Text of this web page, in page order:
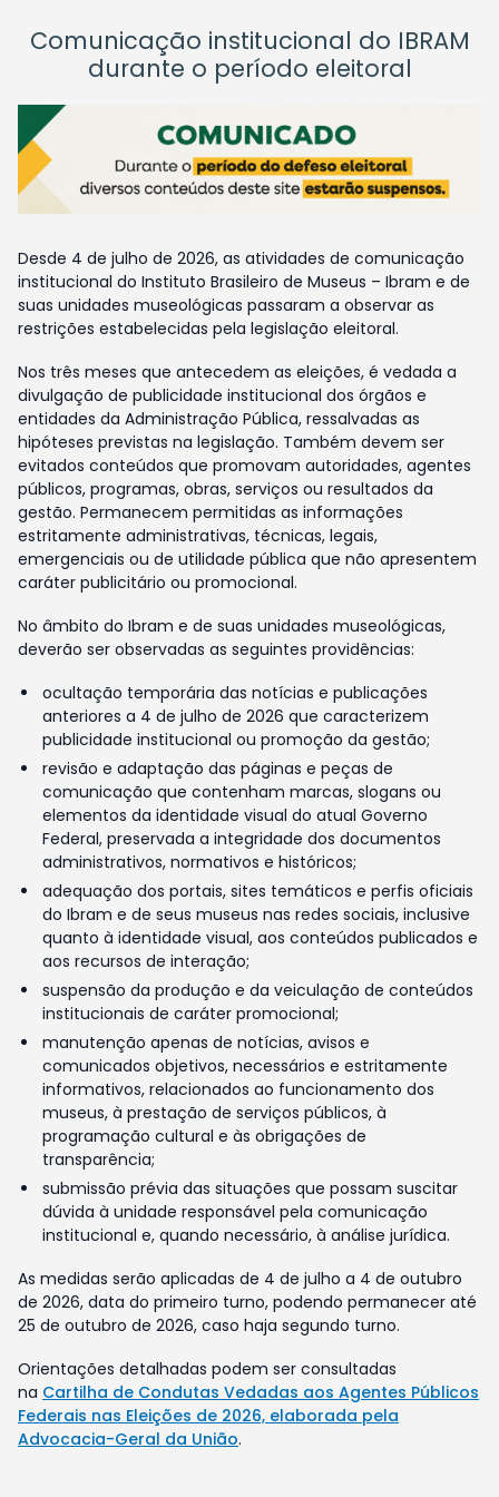
Comunicação institucional do IBRAM
durante o período eleitoral
Desde 4 de julho de 2026, as atividades de comunicação
institucional do Instituto Brasileiro de Museus – Ibram e de
suas unidades museológicas passaram a observar as
restrições estabelecidas pela legislação eleitoral.
Nos três meses que antecedem as eleições, é vedada a
divulgação de publicidade institucional dos órgãos e
entidades da Administração Pública, ressalvadas as
hipóteses previstas na legislação. Também devem ser
evitados conteúdos que promovam autoridades, agentes
públicos, programas, obras, serviços ou resultados da
gestão. Permanecem permitidas as informações
estritamente administrativas, técnicas, legais,
emergenciais ou de utilidade pública que não apresentem
caráter publicitário ou promocional.
No âmbito do Ibram e de suas unidades museológicas,
deverão ser observadas as seguintes providências:
ocultação temporária das notícias e publicações
anteriores a 4 de julho de 2026 que caracterizem
publicidade institucional ou promoção da gestão;
revisão e adaptação das páginas e peças de
comunicação que contenham marcas, slogans ou
elementos da identidade visual do atual Governo
Federal, preservada a integridade dos documentos
administrativos, normativos e históricos;
adequação dos portais, sites temáticos e perfis oficiais
do Ibram e de seus museus nas redes sociais, inclusive
quanto à identidade visual, aos conteúdos publicados e
aos recursos de interação;
suspensão da produção e da veiculação de conteúdos
institucionais de caráter promocional;
manutenção apenas de notícias, avisos e
comunicados objetivos, necessários e estritamente
informativos, relacionados ao funcionamento dos
museus, à prestação de serviços públicos, à
programação cultural e às obrigações de
transparência;
submissão prévia das situações que possam suscitar
dúvida à unidade responsável pela comunicação
institucional e, quando necessário, à análise jurídica.
As medidas serão aplicadas de 4 de julho a 4 de outubro
de 2026, data do primeiro turno, podendo permanecer até
25 de outubro de 2026, caso haja segundo turno.
Orientações detalhadas podem ser consultadas
na Cartilha de Condutas Vedadas aos Agentes Públicos
Federais nas Eleições de 2026, elaborada pela
Advocacia-Geral da União.